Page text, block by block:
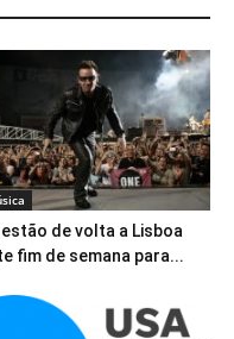
estão de volta a Lisboa
fim de semana para...